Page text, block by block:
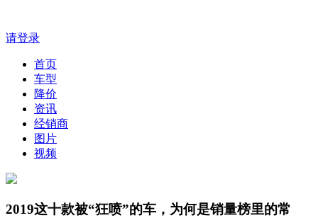
请登录
首页
车型
降价
资讯
经销商
图片
视频
2019这十款被“狂喷”的车，为何是销量榜里的常